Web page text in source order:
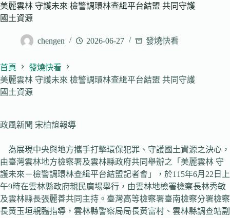
美麗雲林 守護未來 檢警調環林查緝平台結盟 共同守護
國土資源
chengen 2026-06-27 發燒快看
首頁
發燒快看
美麗雲林 守護未來 檢警調環林查緝平台結盟 共同守護
國土資源
政風新聞 宋柏誼報導
為展現中央與地方攜手打擊環保犯罪、守護國土資源之決心，
由臺灣雲林地方檢察署及雲林縣政府共同舉辦之「美麗雲林 守
護未來－檢警調環林查緝平台結盟記者會」，於115年6月22日上
午9時在雲林縣政府親民廣場舉行，由雲林地檢署檢察長林秀敏
及雲林縣長張麗善共同主持。臺灣高等檢察署臺南檢察分署檢察
長黃玉垣親臨指導，雲林縣警察局局長黃富村、雲林縣調查站副